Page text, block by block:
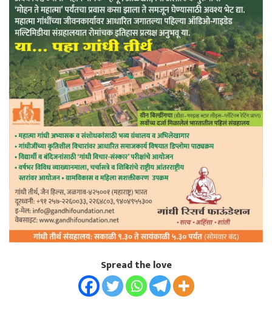
Spread the love